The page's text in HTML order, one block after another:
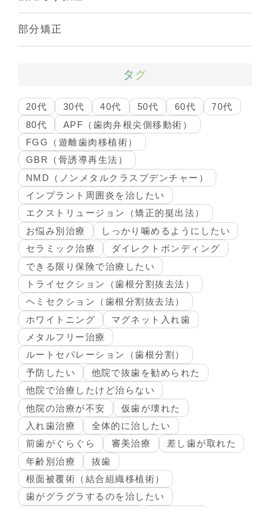
部分矯正
タグ
20代 30代 40代 50代 60代
70代
80代
APF（歯肉弁根尖側移動術）
FGG（遊離歯肉移植術）
GBR（骨誘導再生法）
NMD（ノンメタルクラスプデンチャー）
インプラント周囲炎を治したい
エクストリュージョン（矯正的挺出法）
お悩み別治療
しっかり噛めるようにしたい
セラミック治療
ダイレクトボンディング
できる限り保険で治療したい
トライセクション（歯根分割抜去法）
ヘミセクション（歯根分割抜去法）
ホワイトニング
マグネット入れ歯
メタルフリー治療
ルートセパレーション（歯根分割）
予防したい
他院で抜歯を勧められた
他院で治療したけど治らない
他院の治療が不安
仮歯が壊れた
入れ歯治療
全体的に治したい
前歯がぐらぐら
審美治療
差し歯が取れた
年齢別治療
抜歯
根面被覆術（結合組織移植術）
歯がグラグラするのを治したい